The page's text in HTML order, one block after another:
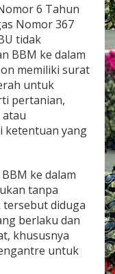
6 Tahun
Nomor 367
tidak
BBM ke dalam
memiliki surat
untuk
pertanian,
ketentuan yang
ke dalam
tanpa
diduga
berlaku dan
khususnya
untuk